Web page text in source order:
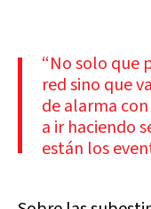
“No solo que
red sino que
de alarma
a ir haciendo
están los